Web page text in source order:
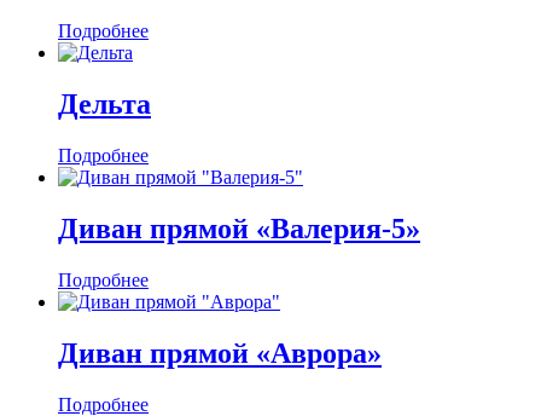
Подробнее
Дельта
Подробнее
Диван прямой «Валерия-5»
Подробнее
Диван прямой «Аврора»
Подробнее